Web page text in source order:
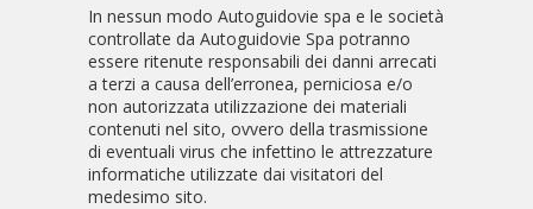
In nessun modo Autoguidovie spa e le società
controllate da Autoguidovie Spa potranno
essere ritenute responsabili dei danni arrecati
a terzi a causa dell’erronea, perniciosa e/o
non autorizzata utilizzazione dei materiali
contenuti nel sito, ovvero della trasmissione
di eventuali virus che infettino le attrezzature
informatiche utilizzate dai visitatori del
medesimo sito.